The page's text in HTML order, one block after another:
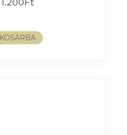
1.200Ft
KOSÁRBA